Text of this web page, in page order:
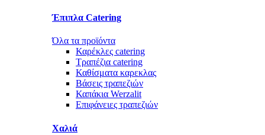
Έπιπλα Catering
Όλα τα προϊόντα
Καρέκλες catering
Τραπέζια catering
Καθίσματα καρεκλας
Βάσεις τραπεζιών
Καπάκια Werzalit
Επιφάνειες τραπεζιών
Χαλιά